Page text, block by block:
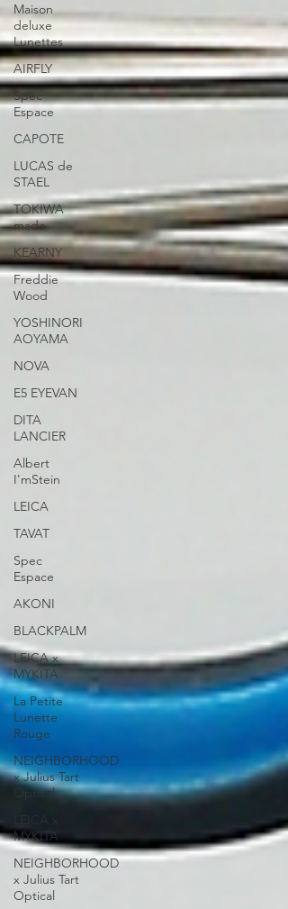
Maison
deluxe
Lunettes
AIRFLY
Spec
Espace
CAPOTE
LUCAS de
STAEL
TOKIWA
made
KEARNY
Freddie
Wood
YOSHINORI
AOYAMA
NOVA
E5 EYEVAN
DITA
LANCIER
Albert
I'mStein
LEICA
TAVAT
Spec
Espace
AKONI
BLACKPALM
LEICA x
MYKITA
La Petite
Lunette
Rouge
NEIGHBORHOOD
x Julius Tart
Optical
LEICA x
MYKITA
NEIGHBORHOOD
x Julius Tart
Optical